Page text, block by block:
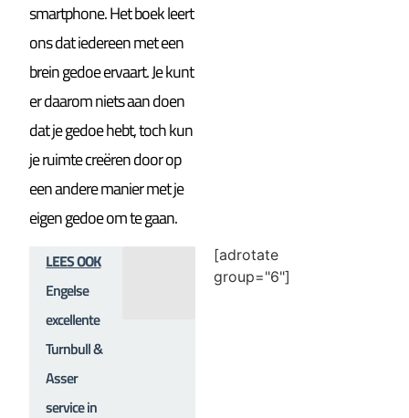
smartphone. Het boek leert
ons dat iedereen met een
brein gedoe ervaart. Je kunt
er daarom niets aan doen
dat je gedoe hebt, toch kun
je ruimte creëren door op
een andere manier met je
eigen gedoe om te gaan.
LEES OOK
Engelse
excellente
Turnbull &
Asser
service in
[adrotate
group="6"]